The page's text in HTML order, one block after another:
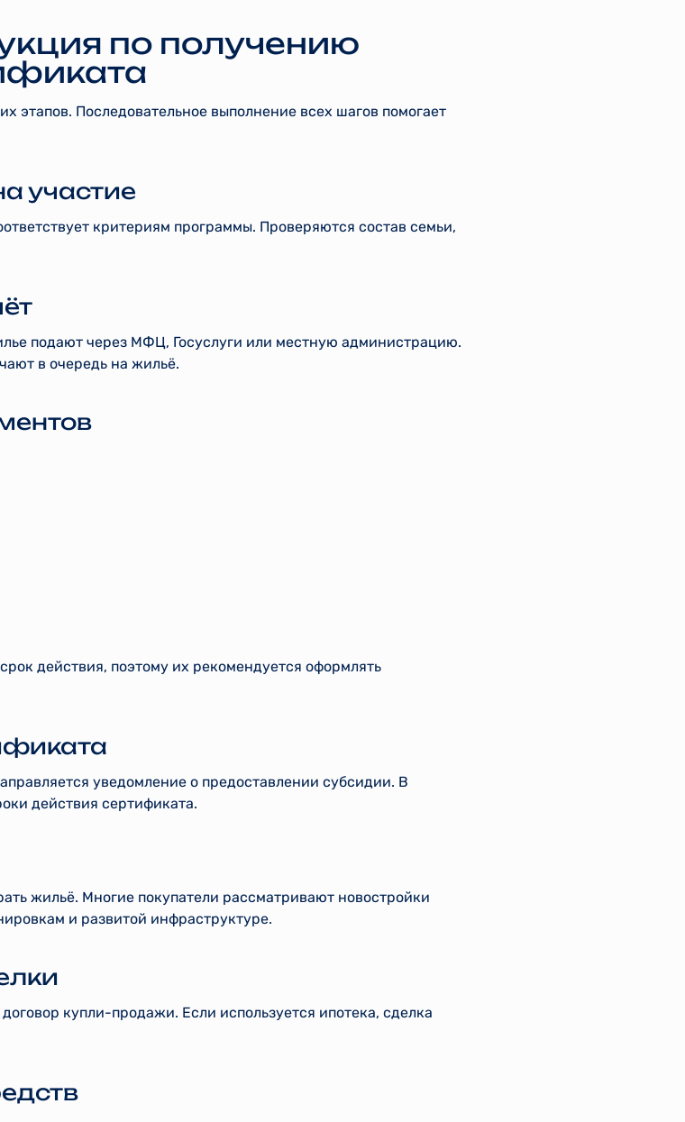
по получению
этапов. Последовательное выполнение всех шагов помогает
участие
критериям программы. Проверяются состав семьи,
подают через МФЦ, Госуслуги или местную администрацию.
в очередь на жильё.
действия, поэтому их рекомендуется оформлять
уведомление о предоставлении субсидии. В
действия сертификата.
жильё. Многие покупатели рассматривают новостройки
и развитой инфраструктуре.
купли-продажи. Если используется ипотека, сделка